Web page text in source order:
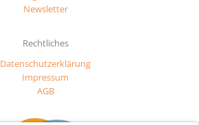
Newsletter
Rechtliches
Datenschutzerklärung
Impressum
AGB